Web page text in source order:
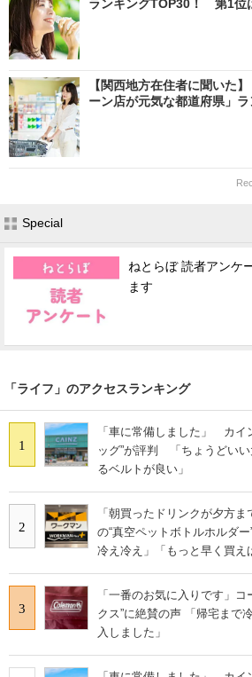
ランキングTOP30！ 第1位
【関西地方在住者に聞いた
ーン店が元気な都道府県」
Special
ねとらぼ 読者アンケ
ます
「ライフ」のアクセスランキング
1
「車に常備しました」 カイ
ッグ”が評判 「ちょうどい
るベルトが良い」
2
「朝買ったドリンクが夕方
の“真空ペットボトルホルダ
冷え冷え」「もっと早く買え
3
「一番のお気に入りです」
クス”に絶賛の声 「帰宅まで
入しました」